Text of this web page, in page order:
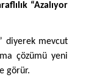
“Azalıyor
diyerek mevcut
çözümü yeni
görür.